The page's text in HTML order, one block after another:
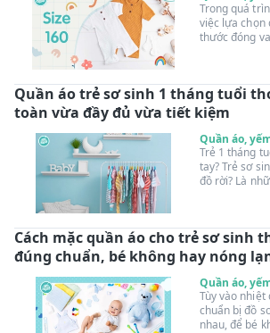
Trong quá
việc lựa chọn
thước đóng
chọn quần áo
số lưu ý quan
trẻ nhỏ luôn
Quần áo trẻ sơ sinh 1 tháng tuổi
toàn vừa đầy đủ vừa tiết kiệm
Quần áo,
Trẻ 1 tháng
tay? Trẻ sơ
đồ rời? Là
qua bài viết
Cách mặc quần áo cho trẻ sơ sinh
đúng chuẩn, bé không hay nóng
Quần áo,
Tùy vào
chuẩn bị đồ
nhau, để bé